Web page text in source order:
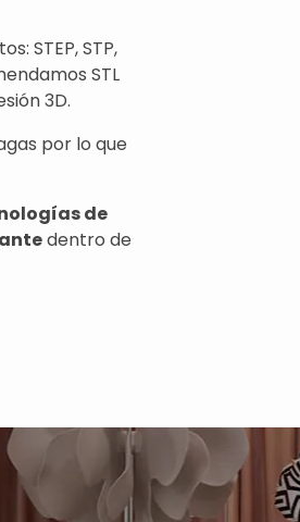
STEP, STP,
STL
3D.
por lo que
de
dentro de